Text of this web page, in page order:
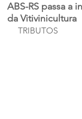
ABS-RS passa a
da Vitivinicultura
TRIBUTOS